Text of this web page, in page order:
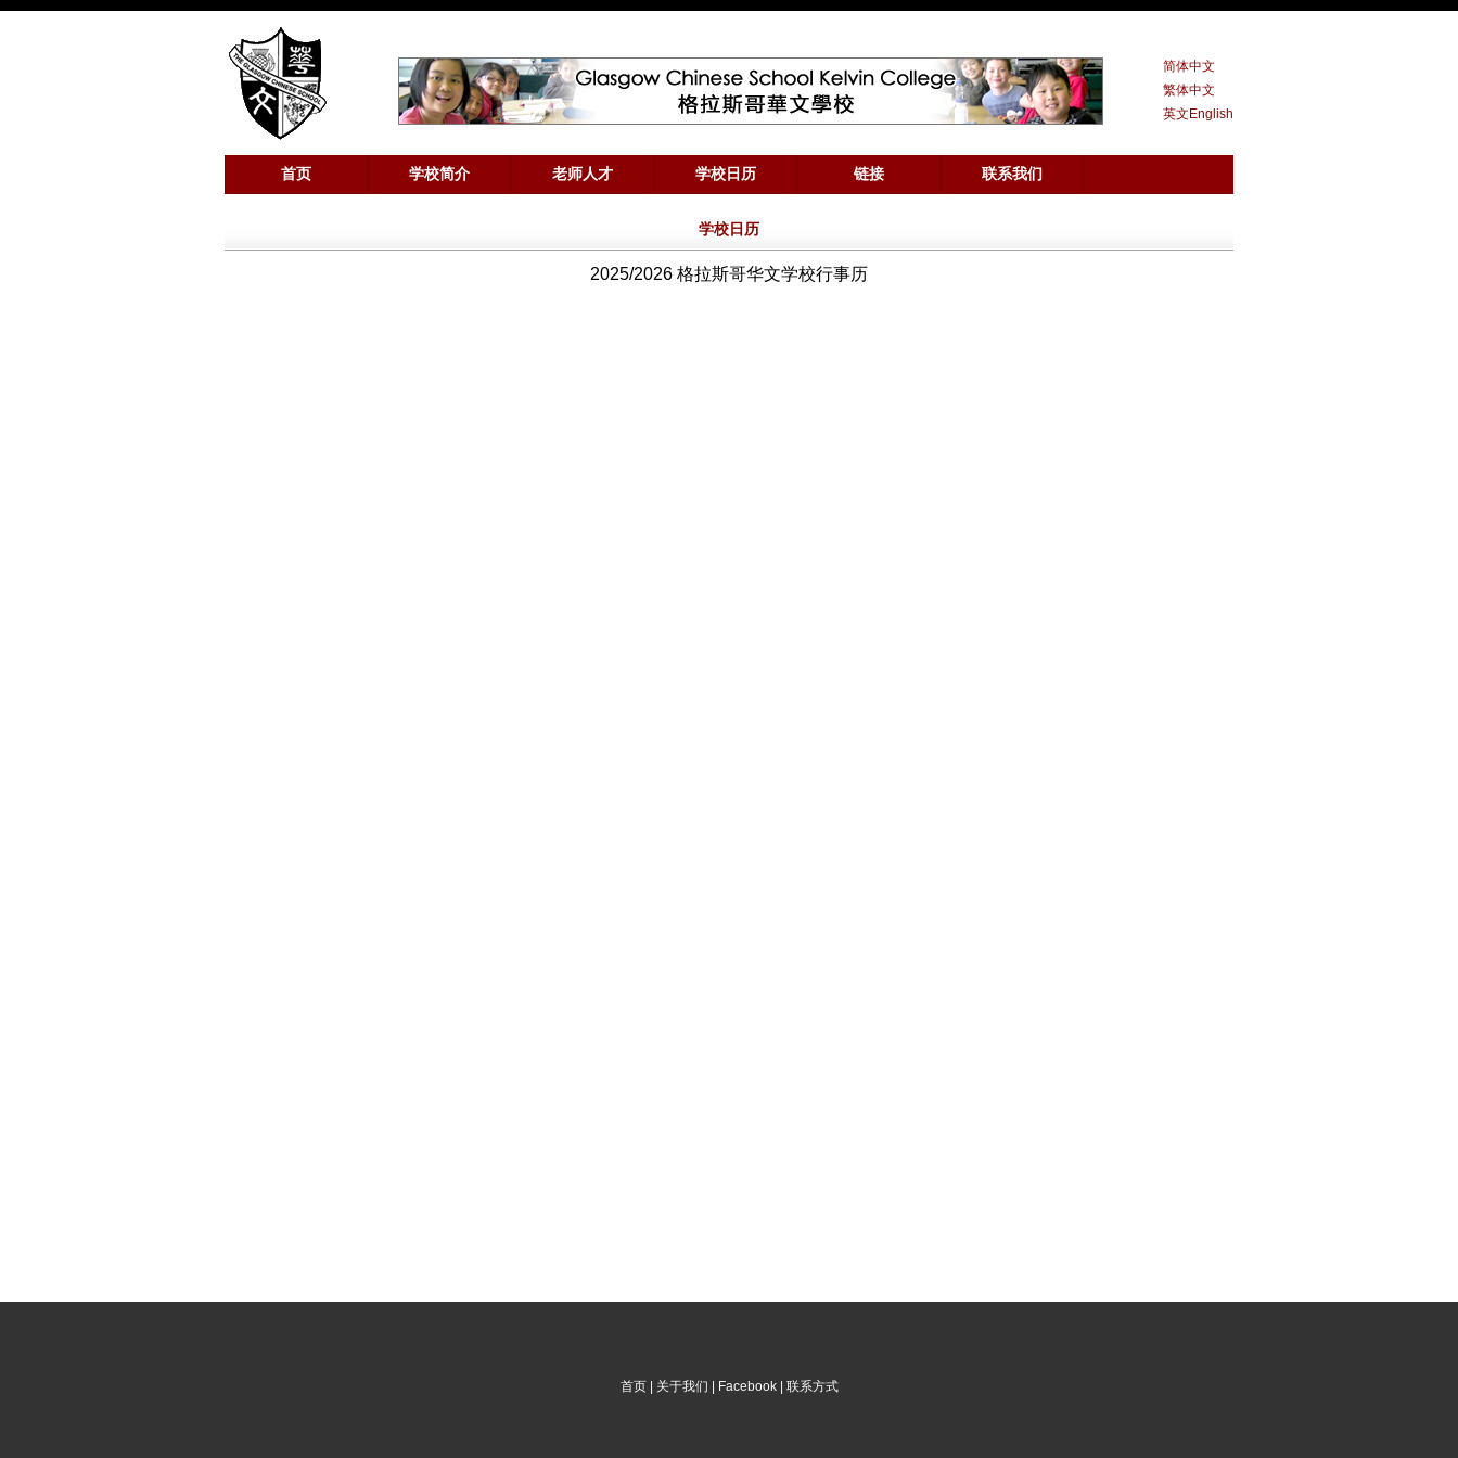
学校日历
2025/2026 格拉斯哥华文学校行事历